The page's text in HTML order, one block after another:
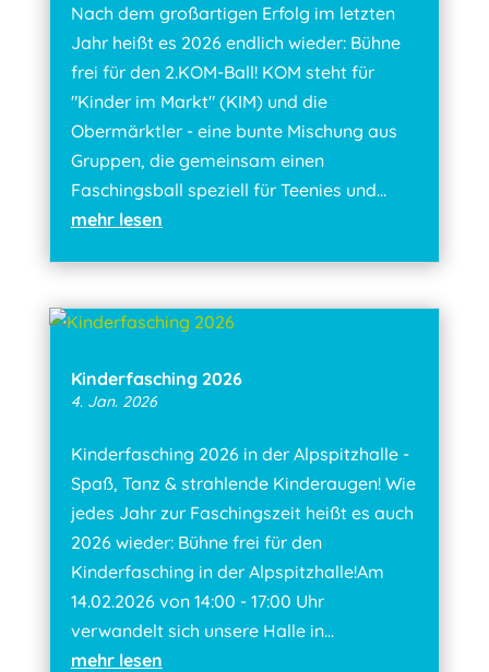
Nach dem großartigen Erfolg im letzten
Jahr heißt es 2026 endlich wieder: Bühne
frei für den 2.KOM-Ball! KOM steht für
"Kinder im Markt" (KIM) und die
Obermärktler - eine bunte Mischung aus
Gruppen, die gemeinsam einen
Faschingsball speziell für Teenies und...
mehr lesen
Kinderfasching 2026
4. Jan. 2026
Kinderfasching 2026 in der Alpspitzhalle -
Spaß, Tanz & strahlende Kinderaugen! Wie
jedes Jahr zur Faschingszeit heißt es auch
2026 wieder: Bühne frei für den
Kinderfasching in der Alpspitzhalle!Am
14.02.2026 von 14:00 - 17:00 Uhr
verwandelt sich unsere Halle in...
mehr lesen